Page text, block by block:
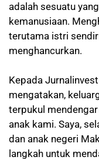
adalah sesuatu
kemanusiaan.
terutama istri
menghancurkan.
Kepada
mengatakan,
terpukul
anak kami. Saya,
dan anak negeri
langkah untuk